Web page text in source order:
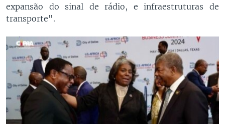
expansão do sinal de rádio, e infraestruturas de
transporte".